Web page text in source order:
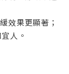
效果更顯著；
人。